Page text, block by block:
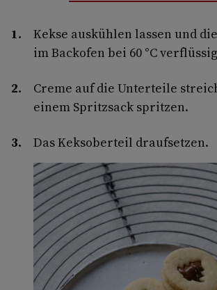
Kekse auskühlen lassen und
im Backofen bei 60 °C
Creme auf die Unterteile
einem Spritzsack spritzen.
Das Keksoberteil draufsetzen.